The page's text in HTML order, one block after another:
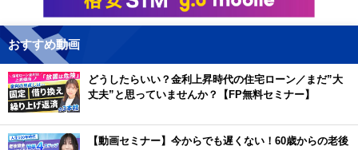
おすすめ動画
どうしたらいい？金利上昇時代の住宅ローン／まだ”大
丈夫”と思っていませんか？【FP無料セミナー】
【動画セミナー】今からでも遅くない！60歳からの老後